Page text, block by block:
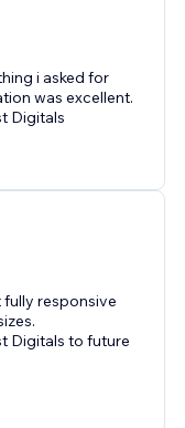
i asked for
was excellent.
Digitals
responsive
Digitals to future